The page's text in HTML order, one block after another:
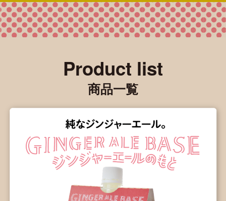
Product list
商品一覧